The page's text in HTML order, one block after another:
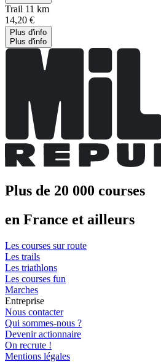
Trail 11 km
14,20 €
Plus d'info
Plus d'info
Plus de 20 000 courses
en France et ailleurs
Les courses sur route
Les trails
Les triathlons
Les courses fun
Marches
Entreprise
Nous contacter
Qui sommes-nous ?
Devenir actionnaire
On recrute !
Mentions légales